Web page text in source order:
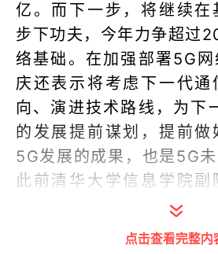
亿。而下一步，将继续在
步下功夫，今年力争超过
络基础。在加强部署5G
庆还表示将考虑下一代通
向、演进技术路线，为下
的发展提前谋划，提前做
5G发展的成果，也是5G未
此前清华大学信息学院副
测，6G的网速可达
100us（也就是0.1ms）
点击查看完整内